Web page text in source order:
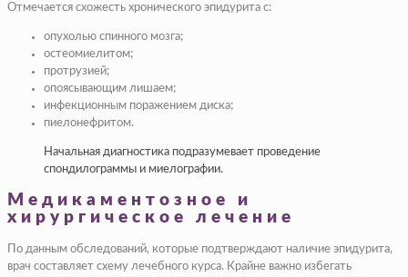
Отмечается схожесть хронического эпидурита с:
опухолью спинного мозга;
остеомиелитом;
протрузией;
опоясывающим лишаем;
инфекционным поражением диска;
пиелонефритом.
Начальная диагностика подразумевает проведение
спондилограммы и миелографии.
Медикаментозное и
хирургическое лечение
По данным обследований, которые подтверждают наличие эпидурита,
врач составляет схему лечебного курса. Крайне важно избегать